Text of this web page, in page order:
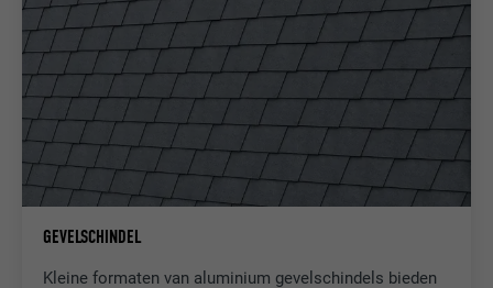
GEVELSCHINDEL
Kleine formaten van aluminium gevelschindels bieden